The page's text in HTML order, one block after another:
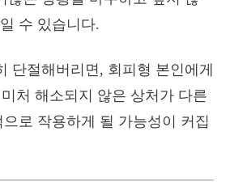
수 있습니다.
단절해버리면, 회피형 본인에게
처 해소되지 않은 상처가 다른
로 작용하게 될 가능성이 커집